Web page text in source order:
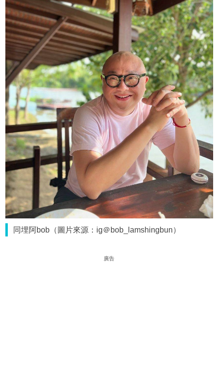
同埋阿bob（圖片來源：ig＠bob_lamshingbun）
廣告